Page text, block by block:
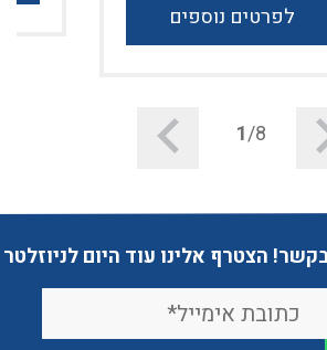
לפרטים נוספים
1/8
הצטרף אלינו עוד היום לניוזלטר